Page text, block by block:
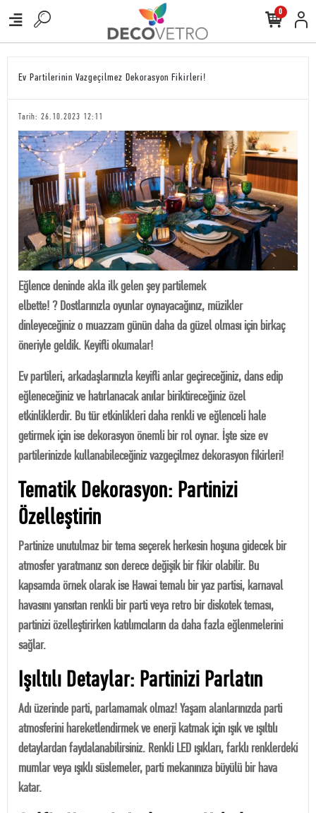
0
Ev Partilerinin Vazgeçilmez Dekorasyon Fikirleri!
Tarih: 26.10.2023 12:11
Eğlence deninde akla ilk gelen şey partilemek
elbette! ? Dostlarınızla oyunlar oynayacağınız, müzikler
dinleyeceğiniz o muazzam günün daha da güzel olması için birkaç
öneriyle geldik. Keyifli okumalar!
Ev partileri, arkadaşlarınızla keyifli anlar geçireceğiniz, dans edip
eğleneceğiniz ve hatırlanacak anılar biriktireceğiniz özel
etkinliklerdir. Bu tür etkinlikleri daha renkli ve eğlenceli hale
getirmek için ise dekorasyon önemli bir rol oynar. İşte size ev
partilerinizde kullanabileceğiniz vazgeçilmez dekorasyon fikirleri!
Tematik Dekorasyon: Partinizi
Özelleştirin
Partinize unutulmaz bir tema seçerek herkesin hoşuna gidecek bir
atmosfer yaratmanız son derece değişik bir fikir olabilir. Bu
kapsamda örnek olarak ise Hawai temalı bir yaz partisi, karnaval
havasını yansıtan renkli bir parti veya retro bir diskotek teması,
partinizi özelleştirirken katılımcıların da daha fazla eğlenmelerini
sağlar.
Işıltılı Detaylar: Partinizi Parlatın
Adı üzerinde parti, parlamamak olmaz! Yaşam alanlarınızda parti
atmosferini hareketlendirmek ve enerji katmak için ışık ve ışıltılı
detaylardan faydalanabilirsiniz. Renkli LED ışıkları, farklı renklerdeki
mumlar veya ışıklı süslemeler, parti mekanınıza büyülü bir hava
katar.